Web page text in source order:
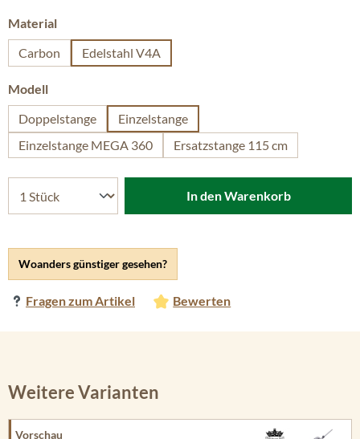
Woanders günstiger gesehen?
Fragen zum Artikel Bewerten
Materialauswählen
Carbon
Edelstahl V4A
Modellauswählen
Doppelstange
Einzelstange
Einzelstange MEGA 360
Ersatzstange 115 cm
In den Warenkorb
Weitere Varianten